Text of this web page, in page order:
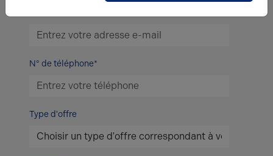
N° de téléphone*
Type d'offre